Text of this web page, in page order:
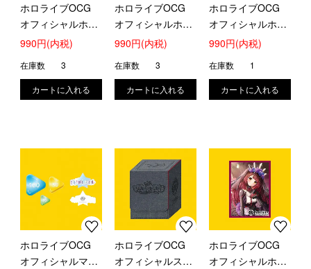
ホロライブOCG
オフィシャルホロ
カスリーブ (癒月
990円(内税)
在庫数 3
ホロライブOCG
オフィシャルホロ
カスリーブ (尾丸
990円(内税)
在庫数 3
ホロライブOCG
オフィシャルホロ
カスリーブ (アイ
ティーン)
990円(内税)
在庫数 1
ホロライブOCG
オフィシャルマー
ホロライブOCG
オフィシャルスペ
ホロライブOCG
オフィシャルホロ